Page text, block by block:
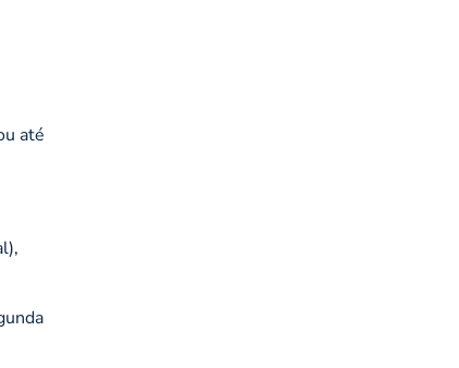
até